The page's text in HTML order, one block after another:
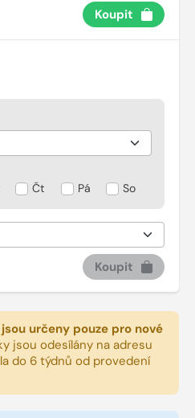
Koupit
Čt Pá So
Koupit
určeny pouze pro nové
jsou odesílány na adresu
do 6 týdnů od provedení